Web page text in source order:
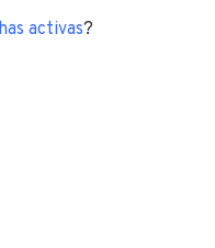
activas?